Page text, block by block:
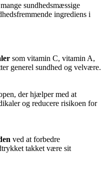
sundhedsmæssige
ingrediens i
som vitamin C, vitamin A,
generel sundhed og velvære.
der hjælper med at
og reducere risikoen for
ved at forbedre
takket være sit